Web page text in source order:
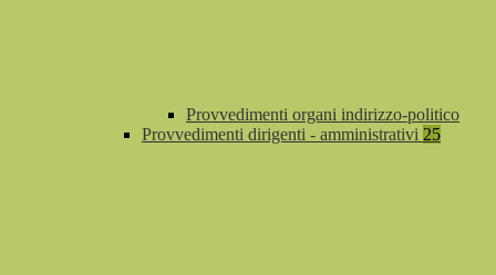
Provvedimenti organi indirizzo-politico
Provvedimenti dirigenti - amministrativi 25